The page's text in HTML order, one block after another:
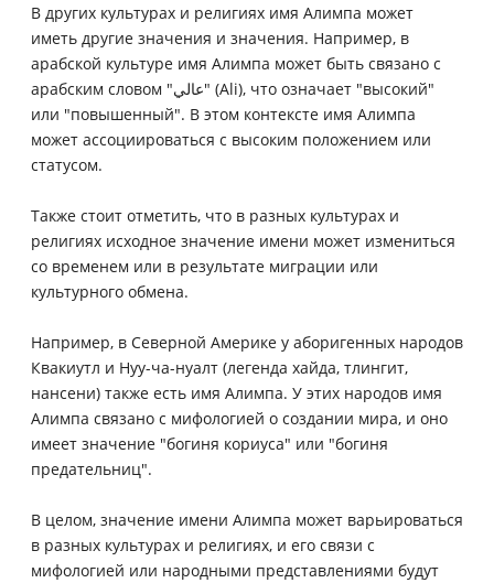
В других культурах и религиях имя Алимпа может
иметь другие значения и значения. Например, в
арабской культуре имя Алимпа может быть связано с
арабским словом "عالي" (Ali), что означает "высокий"
или "повышенный". В этом контексте имя Алимпа
может ассоциироваться с высоким положением или
статусом.
Также стоит отметить, что в разных культурах и
религиях исходное значение имени может измениться
со временем или в результате миграции или
культурного обмена.
Например, в Северной Америке у аборигенных народов
Квакиутл и Нуу-ча-нуалт (легенда хайда, тлингит,
нансени) также есть имя Алимпа. У этих народов имя
Алимпа связано с мифологией о создании мира, и оно
имеет значение "богиня кориуса" или "богиня
предательниц".
В целом, значение имени Алимпа может варьироваться
в разных культурах и религиях, и его связи с
мифологией или народными представлениями будут